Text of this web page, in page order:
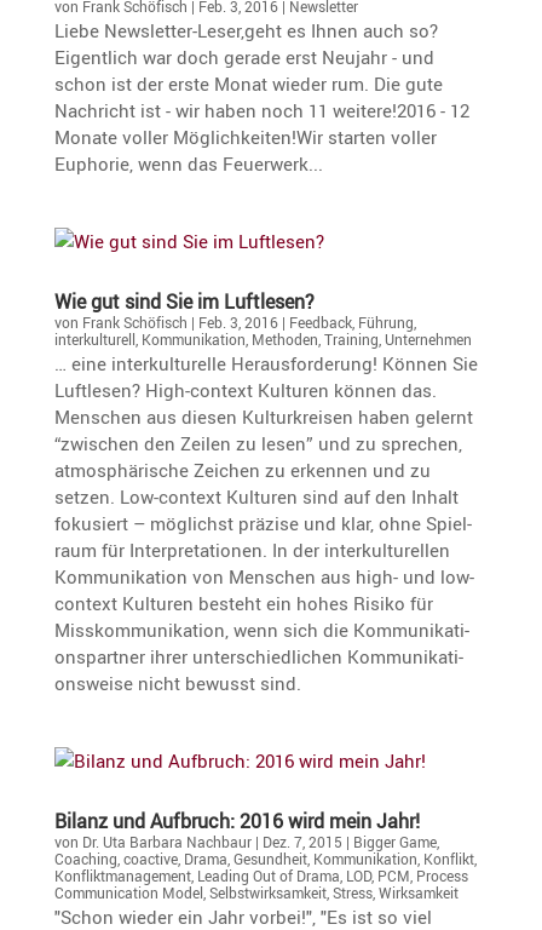
von Frank Schöfisch | Feb. 3, 2016| Newsletter
Liebe Newsletter-Leser,geht es Ihnen auch so?
Eigentlich war doch gerade erst Neujahr - und
schon ist der erste Monat wieder rum. Die gute
Nachricht ist - wir haben noch 11 weitere!2016 - 12
Monate voller Möglichkeiten!Wir starten voller
Euphorie, wenn das Feuerwerk...
Wie gut sind Sie im Luftlesen?
von Frank Schöfisch | Feb. 3, 2016| Feedback, Führung
interkulturell Kommunikation Methoden Training Unternehmen
… eine inter­kul­tu­relle Heraus­for­de­rung! Können Sie
Luftlesen? High-context Kulturen können das.
Menschen aus diesen Kultur­kreisen haben gelernt
“zwischen den Zeilen zu lesen” und zu sprechen,
atmosphä­ri­sche Zeichen zu erkennen und zu
setzen. Low-context Kulturen sind auf den Inhalt
fokusiert – möglichst präzise und klar, ohne Spiel­
raum für Inter­pre­ta­tionen. In der inter­kul­tu­rellen
Kommu­ni­ka­tion von Menschen aus high- und low-
context Kulturen besteht ein hohes Risiko für
Misskom­mu­ni­ka­tion, wenn sich die Kommu­ni­ka­ti­
ons­partner ihrer unter­schied­li­chen Kommu­ni­ka­ti­
ons­weise nicht bewusst sind.
Bilanz und Aufbruch: 2016 wird mein Jahr!
von Dr. Uta Barbara Nachbaur| Dez. 7, 2015 | Bigger Game,
Coaching coactive, Drama Gesundheit, Kommunikation Konflikt,
Konfliktmanagement, Leading Out of Drama LOD, PCM Process
Communication Model Selbstwirksamkeit, Stress, Wirksamkeit
"Schon wieder ein Jahr vorbei!", "Es ist so viel